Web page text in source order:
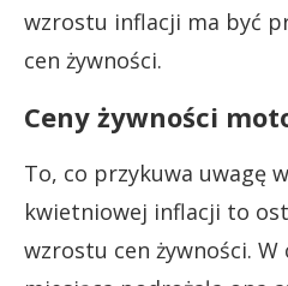
wzrostu inflacji ma być
cen żywności.
Ceny żywności
To, co przykuwa uwagę
kwietniowej inflacji to
wzrostu cen żywności. W